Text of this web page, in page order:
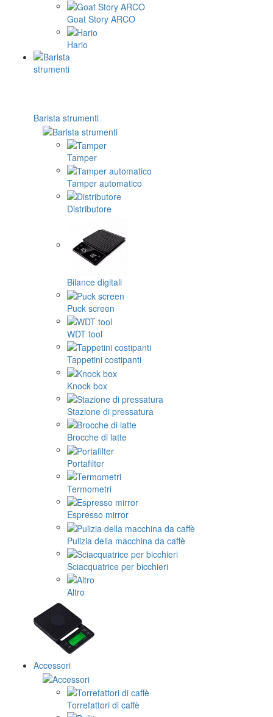
Goat Story ARCO
Hario
Barista strumenti
Tamper
Tamper automatico
Distributore
Bilance digitali
Puck screen
WDT tool
Tappetini costipanti
Knock box
Stazione di pressatura
Brocche di latte
Portafilter
Termometri
Espresso mirror
Pulizia della macchina da caffè
Sciacquatrice per bicchieri
Altro
Accessori
Torrefattori di caffè